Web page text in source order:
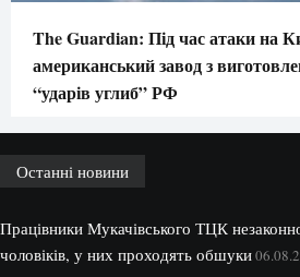
The Guardian: Під час атаки на
американський завод з
“ударів углиб” РФ
Останні новини
Працівники Мукачівського ТЦК
чоловіків, у них проходять обшуки